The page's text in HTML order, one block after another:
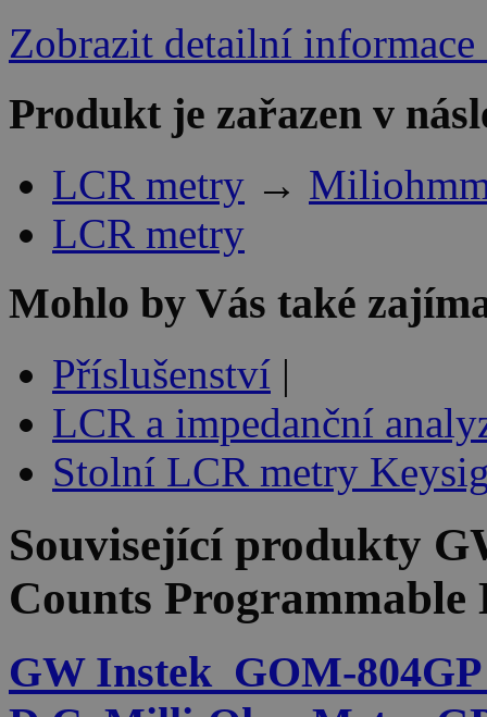
Zobrazit detailní informace
Produkt je zařazen v
LCR metry →
LCR metry
Mohlo by Vás také
Příslušenství |
LCR a impedanční
Stolní LCR metry
Související produkty
Counts
GW Instek_GOM-